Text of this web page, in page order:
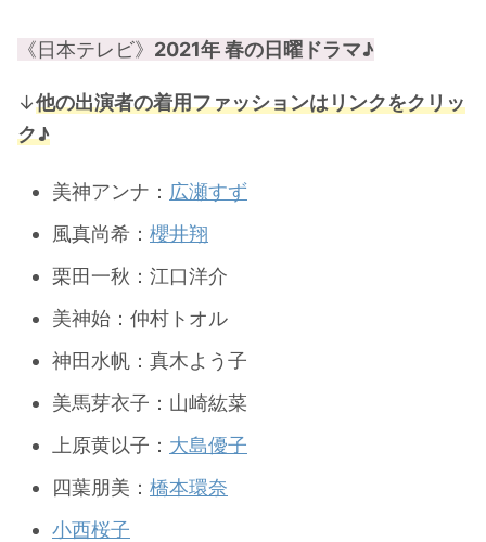
《日本テレビ》 2021年 春の日曜ドラマ♪
↓他の出演者の着用ファッションはリンクをクリッ
ク♪
美神アンナ： 広瀬すず
風真尚希： 櫻井翔
栗田一秋：江口洋介
美神始：仲村トオル
神田水帆：真木よう子
美馬芽衣子：山崎紘菜
上原黄以子： 大島優子
四葉朋美： 橋本環奈
小西桜子